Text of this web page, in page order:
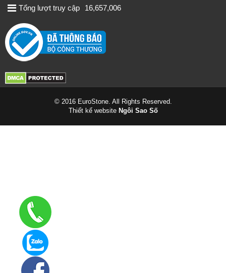
Tổng lượt truy cập
16,657,006
© 2016 EuroStone. All Rights Reserved.
Thiết kế website Ngôi Sao Số